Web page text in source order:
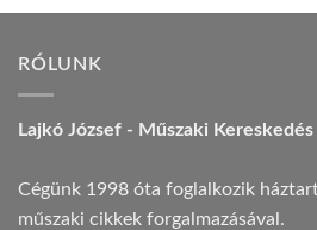
99.990 Ft.
RÓLUNK
Lajkó József - Műszaki
Cégünk 1998 óta foglalkozik
műszaki cikkek forgalmazásával.